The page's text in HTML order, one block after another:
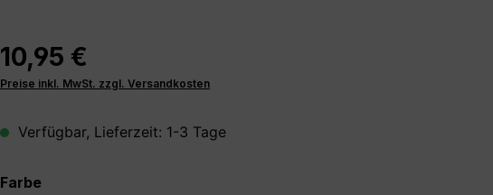
10,95 €
Preise inkl. MwSt. zzgl. Versandkosten
Verfügbar, Lieferzeit: 1-3 Tage
Farbeauswählen